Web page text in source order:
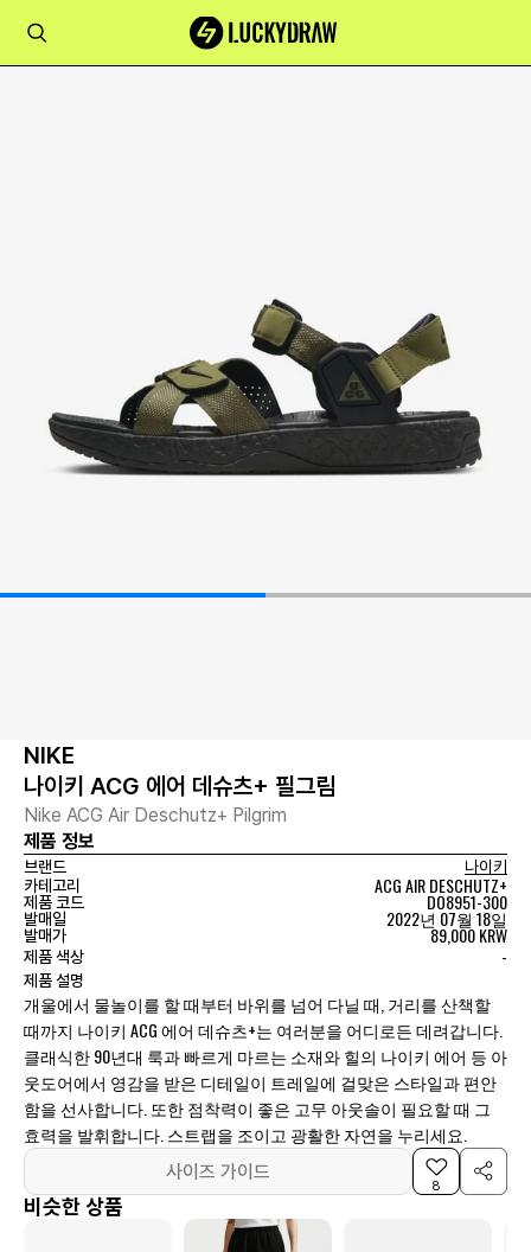
NIKE
나이키 ACG 에어 데슈츠+ 필그림
Nike ACG Air Deschutz+ Pilgrim
제품 정보
브랜드
나이키
카테고리
ACG AIR DESCHUTZ+
제품 코드 DO8951-300
발매일 2022년 07월 18일
발매가 89,000 KRW
제품 색상 -
제품 설명
개울에서 물놀이를 할 때부터 바위를 넘어 다닐 때, 거리를 산책할
때까지 나이키 ACG 에어 데슈츠+는 여러분을 어디로든 데려갑니다.
클래식한 90년대 룩과 빠르게 마르는 소재와 힐의 나이키 에어 등 아
웃도어에서 영감을 받은 디테일이 트레일에 걸맞은 스타일과 편안
함을 선사합니다. 또한 점착력이 좋은 고무 아웃솔이 필요할 때 그
효력을 발휘합니다. 스트랩을 조이고 광활한 자연을 누리세요.
사이즈 가이드
8
비슷한 상품